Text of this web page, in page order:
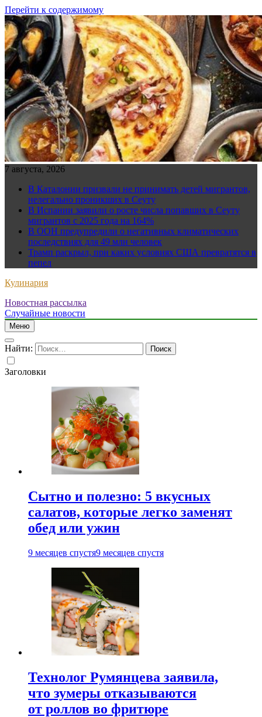
Перейти к содержимому
7 августа, 2026
В Каталонии призвали не принимать детей мигрантов,
нелегально проникших в Сеуту
В Испании заявили о росте числа попавших в Сеуту
мигрантов с 2025 года на 164%
В ООН предупредили о негативных климатических
последствиях для 49 млн человек
Трамп раскрыл, при каких условиях США превратятся в
пепел
Кулинария
Новостная рассылка
Случайные новости
Меню
Найти:
Заголовки
Сытно и полезно: 5 вкусных
салатов, которые легко заменят
обед или ужин
9 месяцев спустя9 месяцев спустя
Технолог Румянцева заявила,
что зумеры отказываются
от роллов во фритюре